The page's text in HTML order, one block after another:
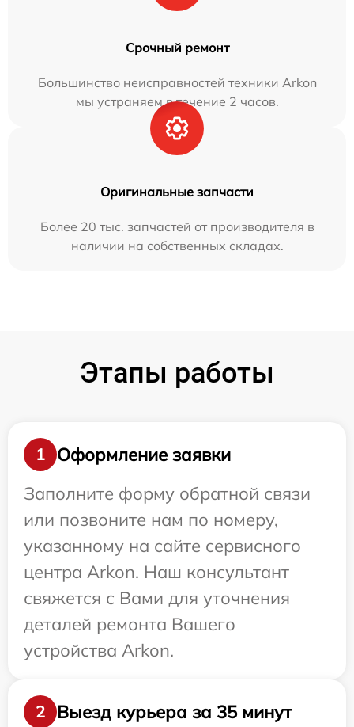
Срочный ремонт
Большинство неисправностей техники Arkon
мы устраняем в течение 2 часов.
Оригинальные запчасти
Более 20 тыс. запчастей от производителя в
наличии на собственных складах.
Этапы работы
1
Оформление заявки
Заполните форму обратной связи
или позвоните нам по номеру,
указанному на сайте сервисного
центра Arkon. Наш консультант
свяжется с Вами для уточнения
деталей ремонта Вашего
устройства Arkon.
2 Выезд курьера за 35 минут